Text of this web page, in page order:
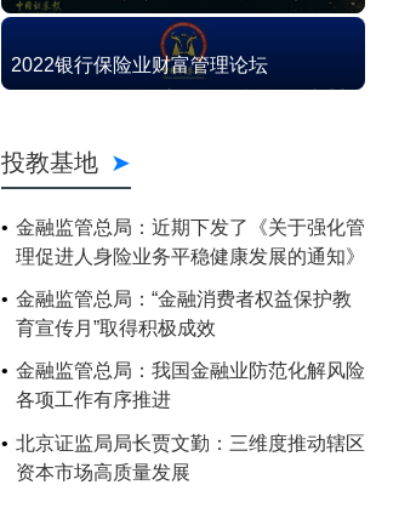
2022银行保险业财富管理论坛
投教基地
金融监管总局：近期下发了《关于强化管
理促进人身险业务平稳健康发展的通知》
金融监管总局：“金融消费者权益保护教
育宣传月”取得积极成效
金融监管总局：我国金融业防范化解风险
各项工作有序推进
北京证监局局长贾文勤：三维度推动辖区
资本市场高质量发展